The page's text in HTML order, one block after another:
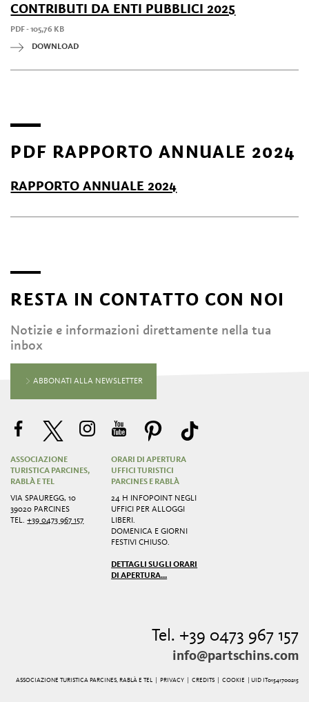
CONTRIBUTI DA ENTI PUBBLICI 2025
PDF - 105,76 KB
DOWNLOAD
PDF RAPPORTO ANNUALE 2024
RAPPORTO ANNUALE 2024
RESTA IN CONTATTO CON NOI
Notizie e informazioni direttamente nella tua
inbox
ABBONATI ALLA NEWSLETTER
ASSOCIAZIONE
TURISTICA PARCINES,
RABLÀ E TEL
VIA SPAUREGG, 10
39020 PARCINES
TEL.+39 0473 967 157
ORARI DI APERTURA
UFFICI TURISTICI
PARCINES E RABLÀ
24 H INFOPOINT NEGLI
UFFICI PER ALLOGGI
LIBERI.
DOMENICA E GIORNI
FESTIVI CHIUSO.
DETTAGLI SUGLI ORARI
DI APERTURA...
Tel. +39 0473 967 157
info@partschins.com
ASSOCIAZIONE TURISTICA PARCINES, RABLÀ E TEL | PRIVACY| CREDITS| COOKIE | UID IT01541700215